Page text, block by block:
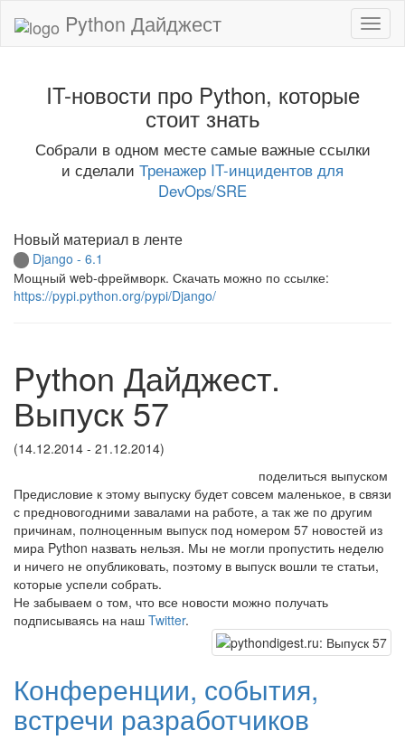
Python Дайджест
IT-новости про Python, которые
стоит знать
Собрали в одном месте самые важные ссылки
и сделали Тренажер IT-инцидентов для
DevOps/SRE
Новый материал в ленте
Django - 6.1
Мощный web-фреймворк. Скачать можно по ссылке:
https://pypi.python.org/pypi/Django/
Python Дайджест.
Выпуск 57
(14.12.2014 - 21.12.2014)
поделиться выпуском
Предисловие к этому выпуску будет совсем маленькое, в связи
с предновогодними завалами на работе, а так же по другим
причинам, полноценным выпуск под номером 57 новостей из
мира Python назвать нельзя. Мы не могли пропустить неделю
и ничего не опубликовать, поэтому в выпуск вошли те статьи,
которые успели собрать.
Не забываем о том, что все новости можно получать
подписываясь на наш Twitter.
Конференции, события,
встречи разработчиков